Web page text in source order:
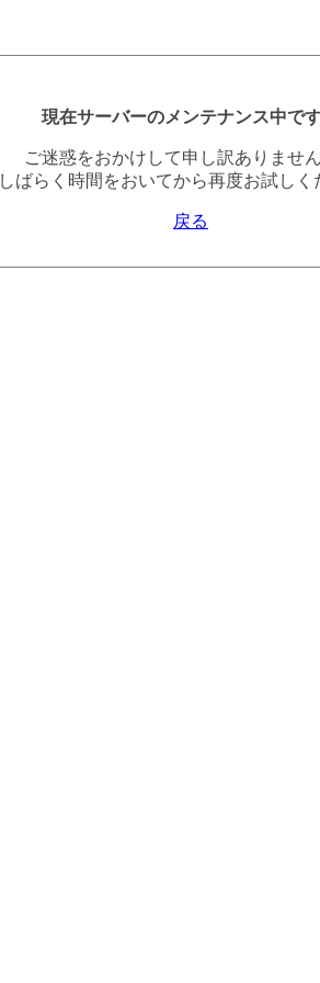
現在サーバーのメンテナンス中です
ご迷惑をおかけして申し訳ありません
しばらく時間をおいてから再度お試しく
戻る